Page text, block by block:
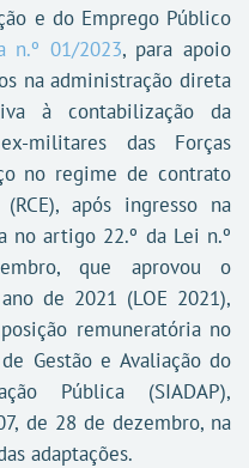
e do Emprego Público
n.º 01/2023, para apoio
na administração direta
à contabilização da
militares das Forças
no regime de contrato
após ingresso na
no artigo 22.º da Lei n.º
que aprovou o
de 2021 (LOE 2021),
remuneratória no
Gestão e Avaliação do
Pública (SIADAP),
de 28 de dezembro, na
adaptações.